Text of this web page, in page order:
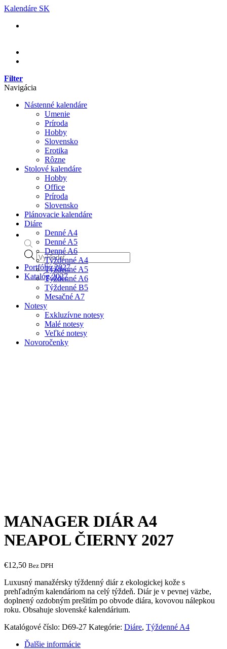
Skip
content
Kalendáre SK
Products
search
Portfólio 2027
Katalóg 2027
Filter
Navigácia
Nástenné kalendáre
Umenie
Príroda
Hobby
Slovensko
Erotika
Rôzne
Stolové kalendáre
Hobby
Office
Príroda
Slovensko
Plánovacie kalendáre
Diáre
Denné A4
Denné A5
Denné A6
Týždenné A4
Týždenné A5
Týždenné A6
Týždenné B5
Mesačné A7
Notesy
Exkluzívne notesy
Malé notesy
Veľké notesy
Novoročenky
MANAGER DIÁR A4
NEAPOL ČIERNY 2027
€12,50 Bez DPH
Luxusný manažérsky týždenný diár z ekologickej kože s
prehľadným kalendáriom na celý týždeň. Diár je v pevnej väzbe,
doplnený ozdobným prešitím po obvode diára, kovovou nálepkou
roku. Obsahuje slovenské kalendárium.
Katalógové číslo: D69-27 Kategórie: Diáre, Týždenné A4
Ďalšie informácie